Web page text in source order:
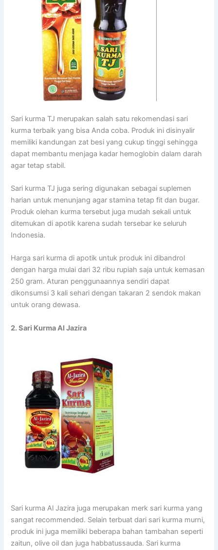
Sari kurma TJ merupakan salah satu rekomendasi sari
kurma terbaik yang bisa Anda coba. Produk ini disinyalir
memiliki kandungan zat besi yang cukup tinggi sehingga
dapat membantu menjaga kadar hemoglobin dalam darah
agar tetap stabil.
Sari kurma TJ juga sering digunakan sebagai suplemen
harian untuk menunjang agar stamina tetap fit dan bugar.
Produk olehan kurma tersebut juga mudah sekali untuk
ditemukan di apotik karena sudah tersebar ke seluruh
Indonesia.
Harga sari kurma di apotik untuk produk ini dibandrol
dengan harga mulai dari 32 ribu rupiah saja untuk kemasan
250 gram. Aturan penggunaannya sendiri dapat
dikonsumsi 3 kali sehari dengan takaran 2 sendok makan
untuk orang dewasa.
2. Sari Kurma Al Jazira
Sari kurma Al Jazira juga merupakan merk sari kurma yang
sangat recommended. Selain terbuat dari sari kurma murni,
produk ini juga memiliki beberapa bahan tambahan seperti
zaitun, olive oil dan juga habbatussauda. Sari kurma